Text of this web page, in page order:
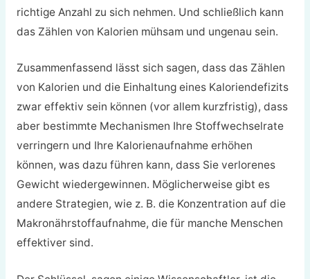
richtige Anzahl zu sich nehmen. Und schließlich kann
das Zählen von Kalorien mühsam und ungenau sein.
Zusammenfassend lässt sich sagen, dass das Zählen
von Kalorien und die Einhaltung eines Kaloriendefizits
zwar effektiv sein können (vor allem kurzfristig), dass
aber bestimmte Mechanismen Ihre Stoffwechselrate
verringern und Ihre Kalorienaufnahme erhöhen
können, was dazu führen kann, dass Sie verlorenes
Gewicht wiedergewinnen. Möglicherweise gibt es
andere Strategien, wie z. B. die Konzentration auf die
Makronährstoffaufnahme, die für manche Menschen
effektiver sind.